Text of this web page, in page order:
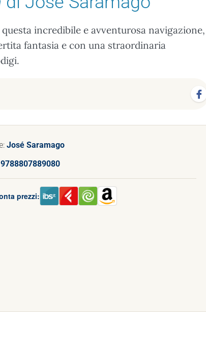
incredibile e avventurosa navigazione,
fantasia e con una straordinaria
José Saramago
9788807889080
prezzi: